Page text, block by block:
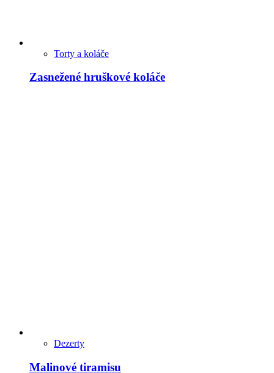
Torty a koláče
Zasnežené hruškové koláče
Dezerty
Malinové tiramisu